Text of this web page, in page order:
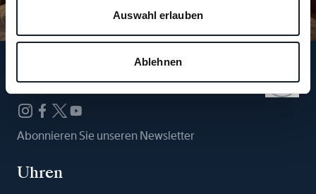
Auswahl erlauben
Ablehnen
Folgen Sie uns
Abonnieren Sie unseren Newsletter
Uhren